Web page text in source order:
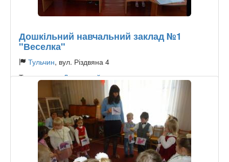
Дошкільний навчальний заклад №1
"Веселка"
Тульчин, вул. Різдвяна 4
Тип садочку:Державний